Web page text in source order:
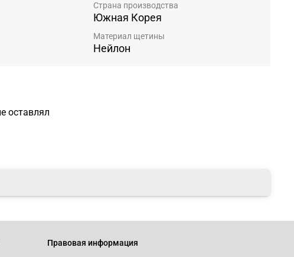
Страна производства
Южная Корея
Материал щетины
Нейлон
оставлял
Правовая информация